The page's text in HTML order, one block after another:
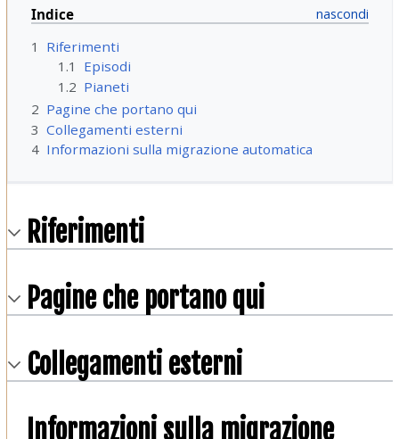
Indice
1
Riferimenti
1.1
Episodi
1.2 Pianeti
2 Pagine che portano qui
3 Collegamenti esterni
4 Informazioni sulla migrazione automatica
Riferimenti
Pagine che portano qui
Collegamenti esterni
Informazioni sulla migrazione